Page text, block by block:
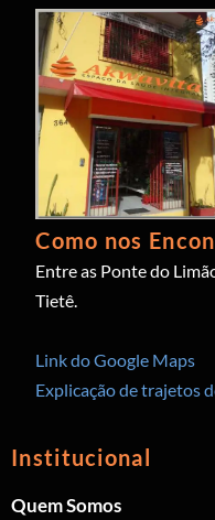
Como nos
Entre as Ponte do
Tietê.
Link do Google Maps
Explicação de trajetos
Institucional
Quem Somos